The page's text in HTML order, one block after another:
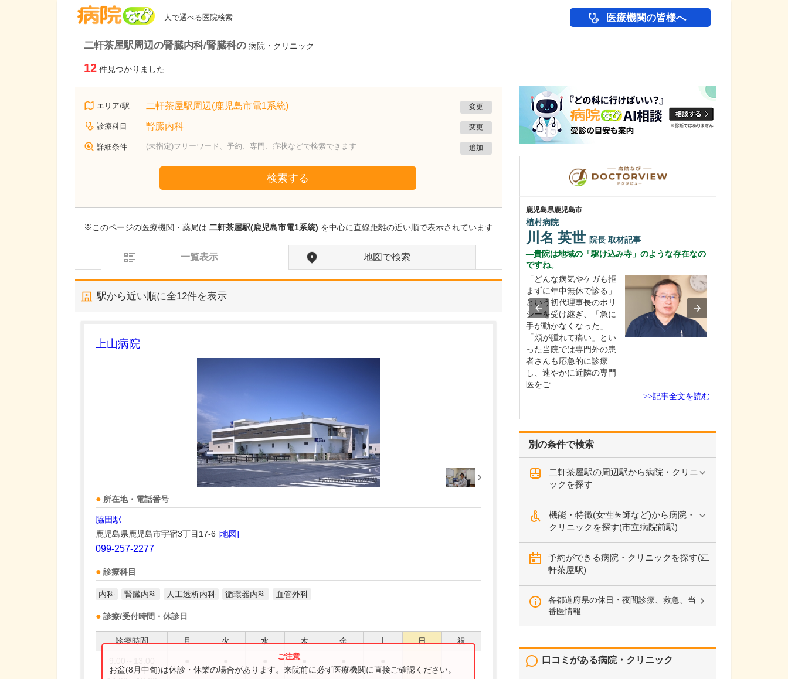
人で選べる医院検索 医療機関の皆様へ
二軒茶屋駅周辺の腎臓内科/腎臓科の 病院・クリニック
12 件見つかりました
エリア/駅 二軒茶屋駅周辺(鹿児島市電1系統) 変更
診療科目 腎臓内科 変更
詳細条件 (未指定)フリーワード、予約、専門、症状などで検索できます 追加
検索する
※このページの医療機関・薬局は 二軒茶屋駅(鹿児島市電1系統) を中心に直線距離の近い順で表示されています
一覧表示 地図で検索
駅から近い順に全12件を表示
上山病院
所在地・電話番号
脇田駅
鹿児島県鹿児島市宇宿3丁目17-6 [地図]
099-257-2277
診療科目
内科 腎臓内科 人工透析内科 循環器内科 血管外科
診療/受付時間・休診日
診療時間 月 火 水 木 金 土 日 祝
お盆(8月中旬)は休診・休業の場合があります。来院前に必ず医療機関に直接ご確認ください。
別の条件で検索
二軒茶屋駅の周辺駅から病院・クリニ
ックを探す
機能・特徴(女性医師など)から病院・
クリニックを探す(市立病院前駅)
予約ができる病院・クリニックを探す(二
軒茶屋駅)
各都道府県の休日・夜間診療、救急、当
番医情報
口コミがある病院・クリニック
鹿児島県鹿児島市
植村病院
川名 英世 院長 取材記事
貴院は地域の「駆け込み寺」のような存在なの
ですね。
「どんな病気やケガも拒
まずに年中無休で診る」
という初代理事長のポリ
シーを受け継ぎ、「急に
手が動かなくなった」
「頬が腫れて痛い」とい
った当院では専門外の患
者さんも応急的に診療
し、速やかに近隣の専門
医をご…
>>記事全文を読む
宮崎県宮崎市
ピア・ささき病院
佐々木 夏季 医師
日々の診療で心がけていることを教えてくださ
い。